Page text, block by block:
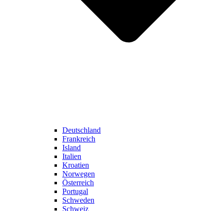
Deutschland
Frankreich
Island
Italien
Kroatien
Norwegen
Österreich
Portugal
Schweden
Schweiz